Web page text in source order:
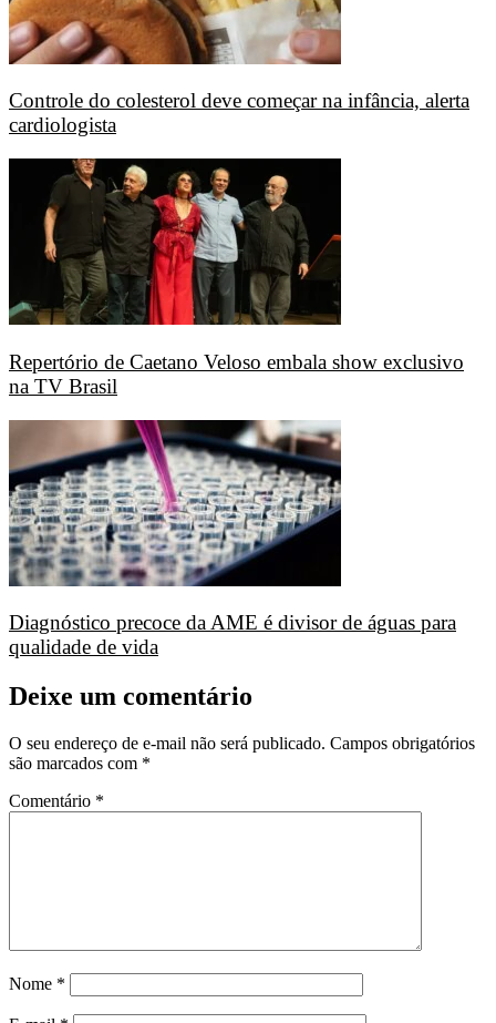
Controle do colesterol deve começar na infância, alerta
cardiologista
Repertório de Caetano Veloso embala show exclusivo
na TV Brasil
Diagnóstico precoce da AME é divisor de águas para
qualidade de vida
Deixe um comentário
O seu endereço de e-mail não será publicado. Campos obrigatórios
são marcados com *
Comentário *
Nome *